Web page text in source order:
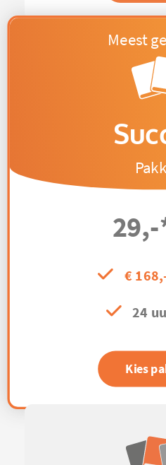
29,-
€
24
Kies